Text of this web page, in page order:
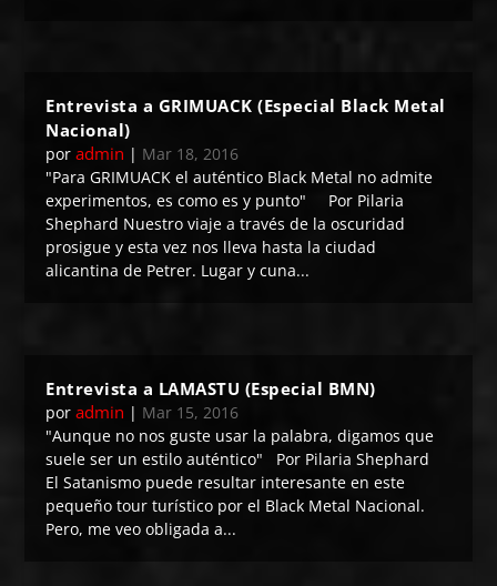
Entrevista a GRIMUACK (Especial Black Metal
Nacional)
poradmin | Mar 18, 2016
"Para GRIMUACK el auténtico Black Metal no admite
experimentos, es como es y punto" Por Pilaria
Shephard Nuestro viaje a través de la oscuridad
prosigue y esta vez nos lleva hasta la ciudad
alicantina de Petrer. Lugar y cuna...
Entrevista a LAMASTU (Especial BMN)
poradmin | Mar 15, 2016
"Aunque no nos guste usar la palabra, digamos que
suele ser un estilo auténtico" Por Pilaria Shephard
El Satanismo puede resultar interesante en este
pequeño tour turístico por el Black Metal Nacional.
Pero, me veo obligada a...